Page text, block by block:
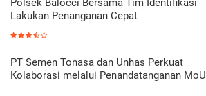
Polsek Balocci Bersama Tim Identifikasi
Lakukan Penanganan Cepat
PT Semen Tonasa dan Unhas Perkuat
Kolaborasi melalui Penandatanganan MoU